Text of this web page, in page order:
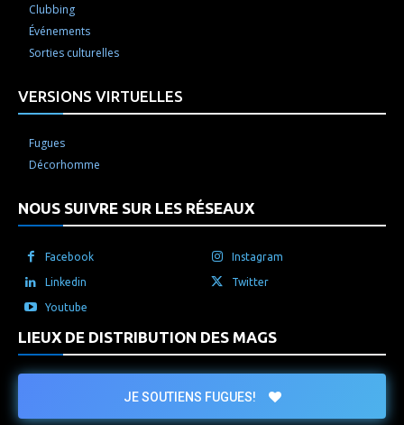
Clubbing
Événements
Sorties culturelles
VERSIONS VIRTUELLES
Fugues
Décorhomme
NOUS SUIVRE SUR LES RÉSEAUX
Facebook Instagram
Linkedin Twitter
Youtube
LIEUX DE DISTRIBUTION DES MAGS
JE SOUTIENS FUGUES!